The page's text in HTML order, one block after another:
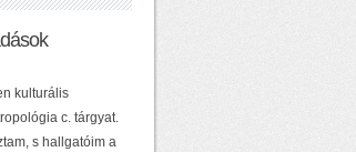
kulturális
c. tárgyat.
s hallgatóim a